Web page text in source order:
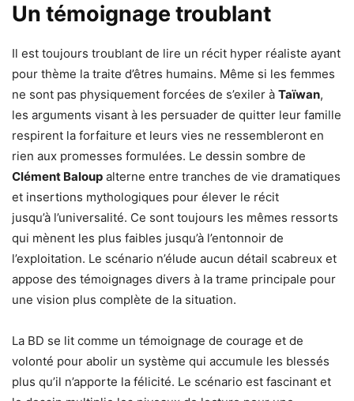
Un témoignage troublant
Il est toujours troublant de lire un récit hyper réaliste ayant
pour thème la traite d’êtres humains. Même si les femmes
ne sont pas physiquement forcées de s’exiler à Taïwan,
les arguments visant à les persuader de quitter leur famille
respirent la forfaiture et leurs vies ne ressembleront en
rien aux promesses formulées. Le dessin sombre de
Clément Baloup alterne entre tranches de vie dramatiques
et insertions mythologiques pour élever le récit
jusqu’à l’universalité. Ce sont toujours les mêmes ressorts
qui mènent les plus faibles jusqu’à l’entonnoir de
l’exploitation. Le scénario n’élude aucun détail scabreux et
appose des témoignages divers à la trame principale pour
une vision plus complète de la situation.
La BD se lit comme un témoignage de courage et de
volonté pour abolir un système qui accumule les blessés
plus qu’il n’apporte la félicité. Le scénario est fascinant et